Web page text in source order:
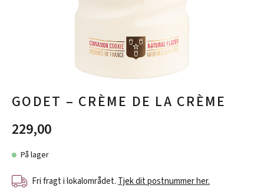
GODET – CRÈME DE LA CRÈME
229,00
På lager
Fri fragt i lokalområdet. Tjek dit postnummer her.